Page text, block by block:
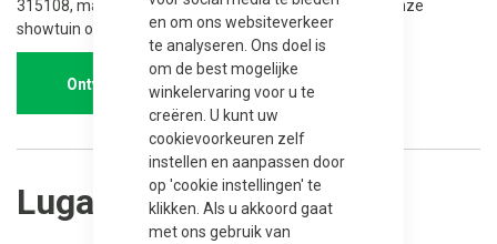
en om ons websiteverkeer
te analyseren. Ons doel is
om de best mogelijke
winkelervaring voor u te
creëren. U kunt uw
cookievoorkeuren zelf
instellen en aanpassen door
op 'cookie instellingen' te
klikken. Als u akkoord gaat
met ons gebruik van
315108, mail naar info@bestrating.nl of kom langs in onze
showtuin om de mogelijkheden in het echt te bekijken.
Ontwerp Trendhout
Lugarde